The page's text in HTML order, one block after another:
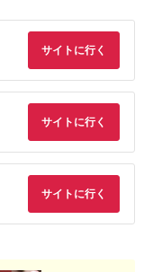
サイトに行く
サイトに行く
サイトに行く